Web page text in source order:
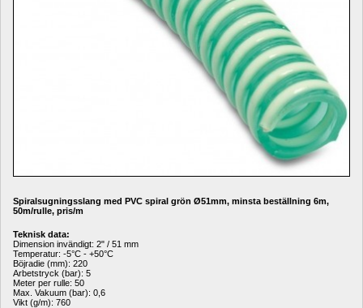
Spiralsugningsslang med PVC spiral grön Ø51mm, minsta beställning 6m,
50m/rulle, pris/m
Teknisk data:
Dimension invändigt: 2" / 51 mm
Temperatur: -5°C - +50°C
Böjradie (mm): 220
Arbetstryck (bar): 5
Meter per rulle: 50
Max. Vakuum (bar): 0,6
Vikt (g/m): 760